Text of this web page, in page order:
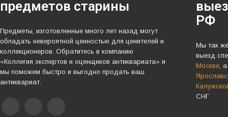
предметов старины
Предметы, изготовленные много лет назад могут
обладать невероятной ценностью для ценителей и
коллекционеров. Обратитесь в компанию
«Коллегия экспертов и оценщиков антиквариата» и
мы поможем быстро и выгодно продать ваш
антиквариат.
РФ
Мы так
выезд
Москве,
СНГ.